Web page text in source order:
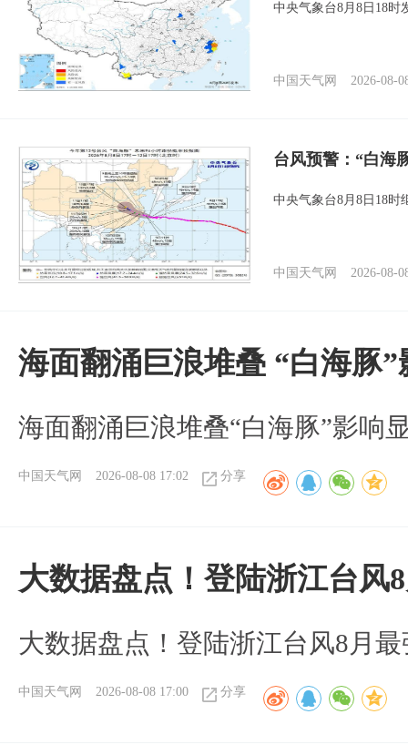
中央气象台8月8日18时
中国天气网 2026-08-
台风预警：“白海
中央气象台8月8日18时
中国天气网 2026-08-
海面翻涌巨浪堆叠 “白海豚”
海面翻涌巨浪堆叠“白海豚”影响
中国天气网 2026-08-08 17:02 分享
大数据盘点！登陆浙江台风
大数据盘点！登陆浙江台风8月
中国天气网 2026-08-08 17:00 分享